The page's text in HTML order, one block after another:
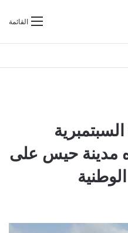
القائمةبحث عن
السبتمبرية
مدينة حيس على